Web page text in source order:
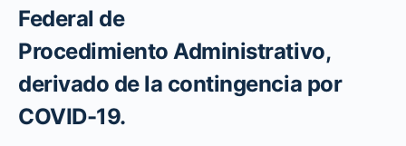
Federal de
Procedimiento Administrativo,
derivado de la contingencia por
COVID-19.